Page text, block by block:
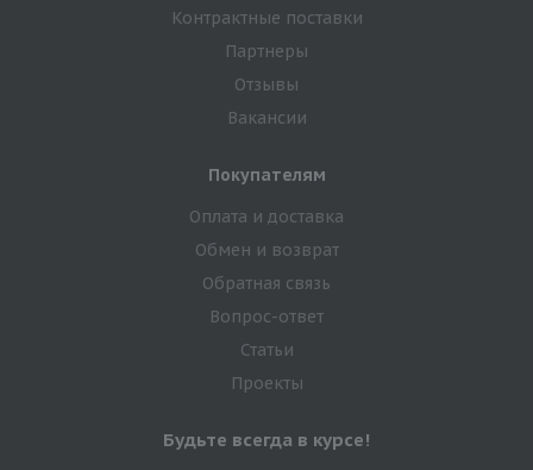
Контрактные поставки
Партнеры
Отзывы
Вакансии
Покупателям
Оплата и доставка
Обмен и возврат
Обратная связь
Вопрос-ответ
Статьи
Проекты
Будьте всегда в курсе!